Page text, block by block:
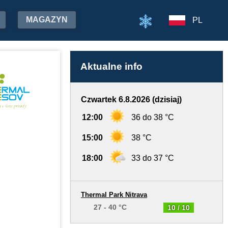
MAGAZYN PL
Aktualne info
Czwartek 6.8.2026 (dzisiaj)
12:00 36 do 38 °C
15:00 38 °C
18:00 33 do 37 °C
10 / 10
Thermal Park Nitrava
27 - 40 °C